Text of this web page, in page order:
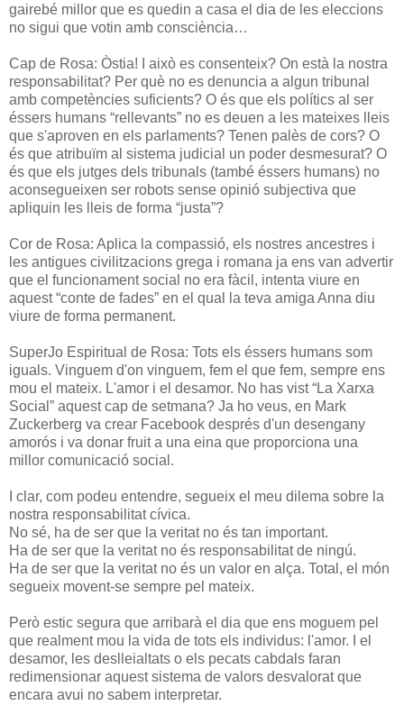
gairebé millor que es quedin a casa el dia de les eleccions
no sigui que votin amb consciència…
Cap de Rosa: Òstia! I això es consenteix? On està la nostra
responsabilitat? Per què no es denuncia a algun tribunal
amb competències suficients? O és que els polítics al ser
éssers humans “rellevants” no es deuen a les mateixes lleis
que s'aproven en els parlaments? Tenen palès de cors? O
és que atribuïm al sistema judicial un poder desmesurat? O
és que els jutges dels tribunals (també éssers humans) no
aconsegueixen ser robots sense opinió subjectiva que
apliquin les lleis de forma “justa”?
Cor de Rosa: Aplica la compassió, els nostres ancestres i
les antigues civilitzacions grega i romana ja ens van advertir
que el funcionament social no era fàcil, intenta viure en
aquest “conte de fades” en el qual la teva amiga Anna diu
viure de forma permanent.
SuperJo Espiritual de Rosa: Tots els éssers humans som
iguals. Vinguem d'on vinguem, fem el que fem, sempre ens
mou el mateix. L'amor i el desamor. No has vist “La Xarxa
Social” aquest cap de setmana? Ja ho veus, en Mark
Zuckerberg va crear Facebook després d'un desengany
amorós i va donar fruit a una eina que proporciona una
millor comunicació social.
I clar, com podeu entendre, segueix el meu dilema sobre la
nostra responsabilitat cívica.
No sé, ha de ser que la veritat no és tan important.
Ha de ser que la veritat no és responsabilitat de ningú.
Ha de ser que la veritat no és un valor en alça. Total, el món
segueix movent-se sempre pel mateix.
Però estic segura que arribarà el dia que ens moguem pel
que realment mou la vida de tots els individus: l'amor. I el
desamor, les deslleialtats o els pecats cabdals faran
redimensionar aquest sistema de valors desvalorat que
encara avui no sabem interpretar.